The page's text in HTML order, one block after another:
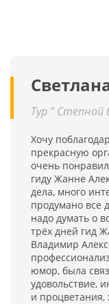
Тур " Степной
Хочу
прекрасную
очень
гиду Жанне
дела, много
продумано все
надо думать о
трёх дней гид
Владимир
юмор, была
удовольствие,
и процветания,